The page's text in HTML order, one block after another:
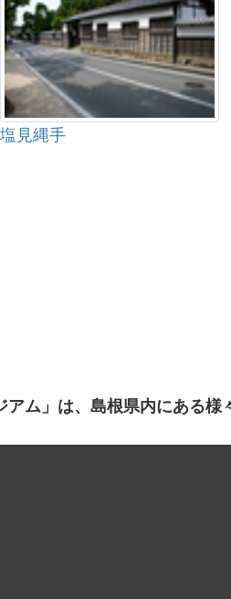
塩見縄手
アム」は、島根県内にある